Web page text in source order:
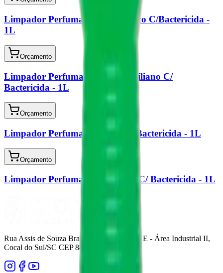
Limpador Perfumado Chá Branco C/Bactericida -
1L
Orçamento
Limpador Perfumado Limão Siciliano C/
Bactericida - 1L
Orçamento
Limpador Perfumado Floral C/ Bactericida - 1L
Orçamento
Limpador Perfumado Eucalipto C/ Bactericida - 1L
Rua Assis de Souza Brasil, nº 700 - Quadra E - Área Industrial II,
Cocal do Sul/SC CEP 88845-000